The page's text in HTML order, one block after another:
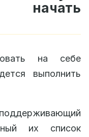
на себе
выполнить
их список